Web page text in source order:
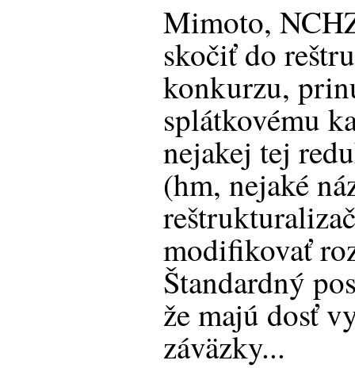
Mimoto,
skočiť do
konkurzu,
splátkovému
nejakej tej
(hm, nejaké
modifikovať
Štandardný
že majú dosť
záväzky...